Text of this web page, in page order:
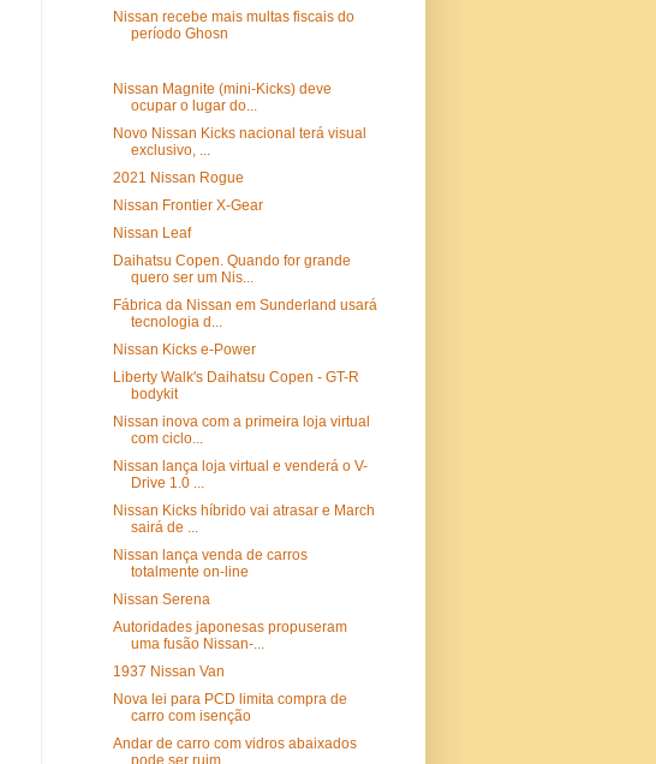
Nissan recebe mais multas fiscais do
período Ghosn
Nissan Magnite (mini-Kicks) deve
ocupar o lugar do...
Novo Nissan Kicks nacional terá visual
exclusivo, ...
2021 Nissan Rogue
Nissan Frontier X-Gear
Nissan Leaf
Daihatsu Copen. Quando for grande
quero ser um Nis...
Fábrica da Nissan em Sunderland usará
tecnologia d...
Nissan Kicks e-Power
Liberty Walk's Daihatsu Copen - GT-R
bodykit
Nissan inova com a primeira loja virtual
com ciclo...
Nissan lança loja virtual e venderá o V-
Drive 1.0 ...
Nissan Kicks híbrido vai atrasar e March
sairá de ...
Nissan lança venda de carros
totalmente on-line
Nissan Serena
Autoridades japonesas propuseram
uma fusão Nissan-...
1937 Nissan Van
Nova lei para PCD limita compra de
carro com isenção
Andar de carro com vidros abaixados
pode ser ruim ...